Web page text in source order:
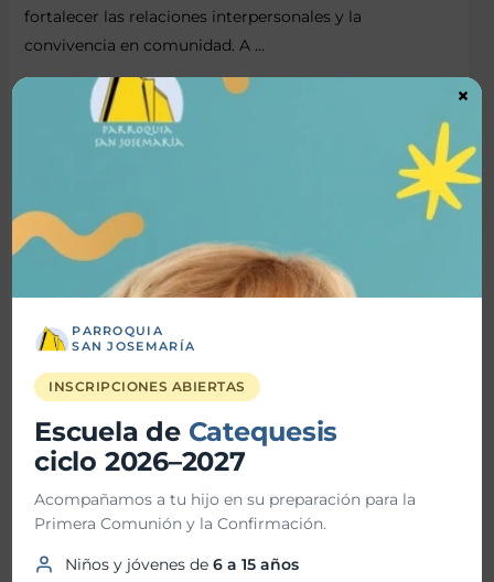
fortalecer las relaciones interpersonales y la
convivencia en comunidad. A …
Leer más »
Jornada Mundial del Enfermo
PARROQUIA
SAN JOSEMARÍA
INSCRIPCIONES ABIERTAS
Escuela de Catequesis
ciclo 2026–2027
Acompañamos a tu hijo en su preparación para la
Primera Comunión y la Confirmación.
Niños y jóvenes de6 a 15 años
×